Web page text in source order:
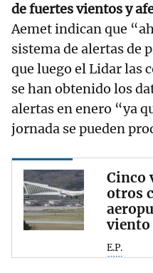
de fuertes vientos y
Aemet indican que
sistema de alertas de
que luego el Lidar las
se han obtenido los
alertas en enero “ya
jornada se pueden
Cinco
otros
viento
E.P.